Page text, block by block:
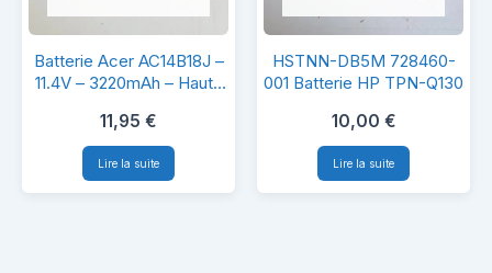
Batterie
Acer
AC14B18J
–
11.4V
Batterie Acer AC14B18J –
11.4V – 3220mAh – Haute
11,95 €
Lire la suite
HSTNN-
DB5M
728460-
001
Batterie
HSTNN-DB5M 728460-
001 Batterie HP TPN-Q130
10,00 €
Lire la suite